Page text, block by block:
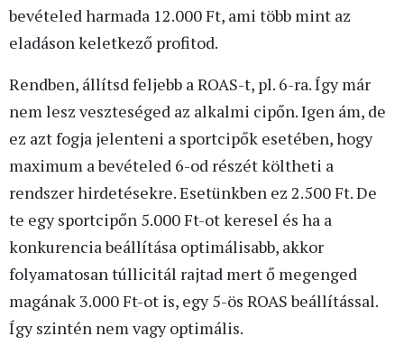
bevételed harmada 12.000 Ft, ami több mint az
eladáson keletkező profitod.
Rendben, állítsd feljebb a ROAS-t, pl. 6-ra. Így már
nem lesz veszteséged az alkalmi cipőn. Igen ám, de
ez azt fogja jelenteni a sportcipők esetében, hogy
maximum a bevételed 6-od részét költheti a
rendszer hirdetésekre. Esetünkben ez 2.500 Ft. De
te egy sportcipőn 5.000 Ft-ot keresel és ha a
konkurencia beállítása optimálisabb, akkor
folyamatosan túllicitál rajtad mert ő megenged
magának 3.000 Ft-ot is, egy 5-ös ROAS beállítással.
Így szintén nem vagy optimális.